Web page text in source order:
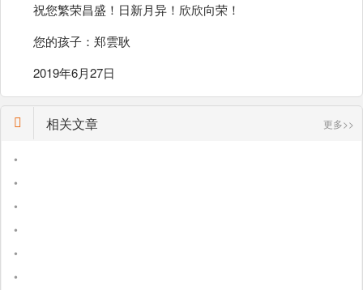
祝您繁荣昌盛！日新月异！欣欣向荣！
您的孩子：郑雲耿
2019年6月27日
相关文章 更多>>
•
•
•
•
•
•